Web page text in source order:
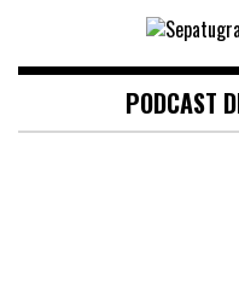
PODCAST